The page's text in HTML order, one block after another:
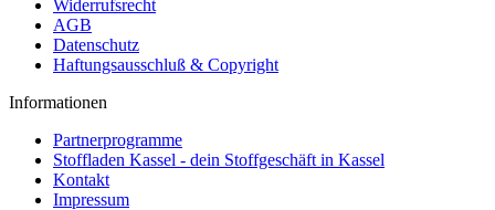
Widerrufsrecht
AGB
Datenschutz
Haftungsausschluß & Copyright
Informationen
Partnerprogramme
Stoffladen Kassel - dein Stoffgeschäft in Kassel
Kontakt
Impressum